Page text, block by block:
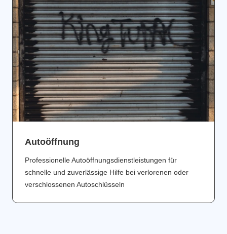
Аutoöffnung
Professionelle Autoöffnungsdienstleistungen für
schnelle und zuverlässige Hilfe bei verlorenen oder
verschlossenen Autoschlüsseln